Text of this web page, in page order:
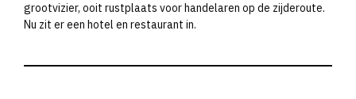
grootvizier, ooit rustplaats voor handelaren op de zijderoute.
Nu zit er een hotel en restaurant in.